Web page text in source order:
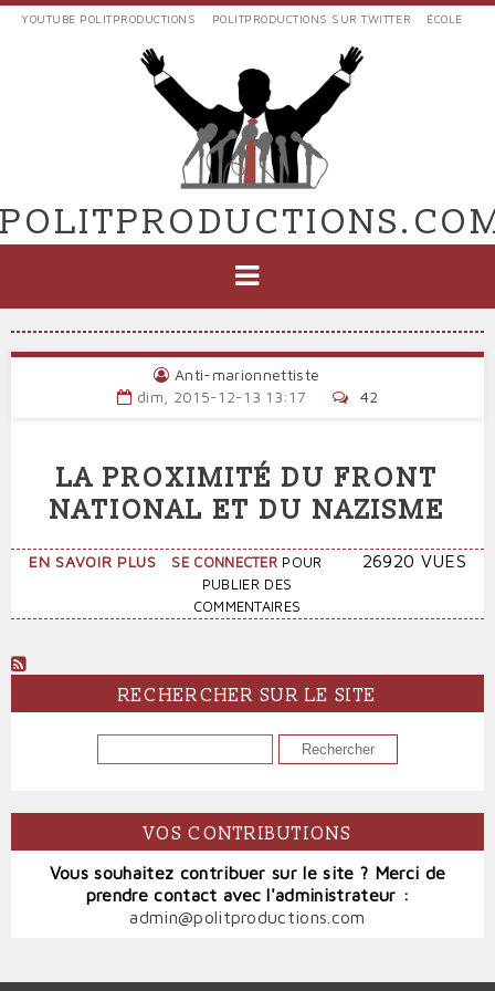
Aller
EXTERNES
POLIT'PRODUCTIONS
YOUTUBE POLITPRODUCTIONS POLITPRODUCTIONS SUR TWITTER ÉCOLE
PRINCIPALE
Anti-marionnettiste
dim, 2015-12-13 13:17
42
LA PROXIMITÉ DU FRONT
NATIONAL ET DU NAZISME
EN SAVOIR PLUS SUR
PROXIMITÉ
NATIONAL
ET
DU
NAZISME
SE CONNECTER POUR
PUBLIER DES
COMMENTAIRES
26920 VUES
RECHERCHER SUR LE SITE
RECHERCHER
VOS CONTRIBUTIONS
Vous souhaitez contribuer sur le site ? Merci de
prendre contact avec l'administrateur :
admin@politproductions.com